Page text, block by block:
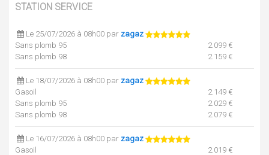
STATION SERVICE
Le 25/07/2026 à 08h00 par zagaz
Sans plomb 95
2.099 €
Sans plomb 98
2.159 €
Le 18/07/2026 à 08h00 par zagaz
Gasoil
2.149 €
Sans plomb 95
2.029 €
Sans plomb 98
2.079 €
Le 16/07/2026 à 08h00 par zagaz
Gasoil
2.019 €